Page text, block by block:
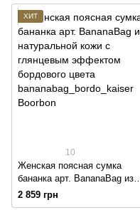
бордового цвета
ХИТ
10
Женская поясная сумка
бананка арт. BananaBag из
натуральной кожи с
глянцевым эффектом
2 859 грн